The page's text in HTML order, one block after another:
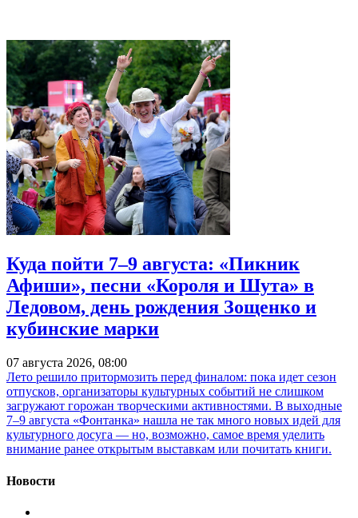
Куда пойти 7–9 августа: «Пикник
Афиши», песни «Короля и Шута» в
Ледовом, день рождения Зощенко и
кубинские марки
07 августа 2026, 08:00
Лето решило притормозить перед финалом: пока идет сезон
отпусков, организаторы культурных событий не слишком
загружают горожан творческими активностями. В выходные
7–9 августа «Фонтанка» нашла не так много новых идей для
культурного досуга — но, возможно, самое время уделить
внимание ранее открытым выставкам или почитать книги.
Новости